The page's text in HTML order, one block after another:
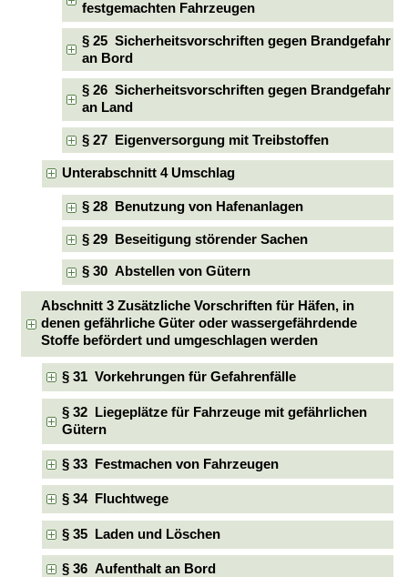
festgemachten Fahrzeugen
§ 25 Sicherheitsvorschriften gegen Brandgefahr
an Bord
§ 26 Sicherheitsvorschriften gegen Brandgefahr
an Land
§ 27 Eigenversorgung mit Treibstoffen
Unterabschnitt 4 Umschlag
§ 28 Benutzung von Hafenanlagen
§ 29 Beseitigung störender Sachen
§ 30 Abstellen von Gütern
Abschnitt 3 Zusätzliche Vorschriften für Häfen, in
denen gefährliche Güter oder wassergefährdende
Stoffe befördert und umgeschlagen werden
§ 31 Vorkehrungen für Gefahrenfälle
§ 32 Liegeplätze für Fahrzeuge mit gefährlichen
Gütern
§ 33 Festmachen von Fahrzeugen
§ 34 Fluchtwege
§ 35 Laden und Löschen
§ 36 Aufenthalt an Bord